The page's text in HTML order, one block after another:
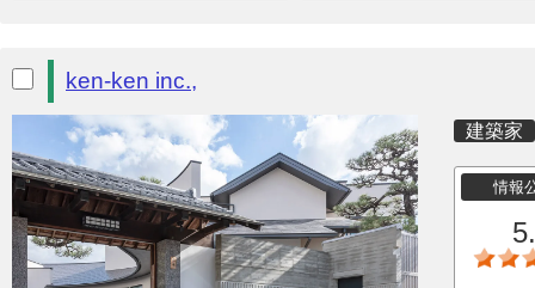
ken-ken inc.,
建築家
情報